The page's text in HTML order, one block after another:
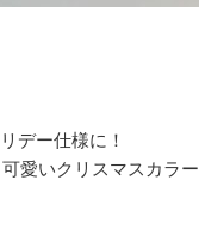
デー仕様に！
愛いクリスマスカラー